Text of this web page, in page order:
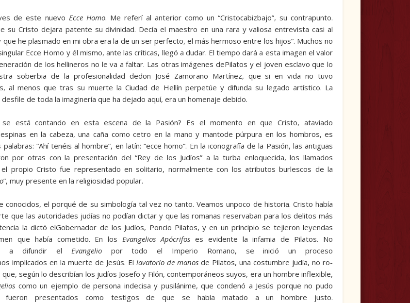
de este nuevo Ecce Homo. Me referí al anterior como un “Cristocabizbajo”, su contrapunto.
su Cristo dejara patente su divinidad. Decía el maestro en una rara y valiosa entrevista casi al
he plasmado en mi obra era la de un ser perfecto, el más hermoso entre los hijos”. Muchos no
Ecce Homo y él mismo, ante las críticas, llegó a dudar. El tiempo dará a esta imagen el valor
de los hellineros no le va a faltar. Las otras imágenes dePilatos y el joven esclavo que lo
soberbia de la profesionalidad dedon José Zamorano Martínez, que si en vida no tuvo
al menos que tras su muerte la Ciudad de Hellín perpetúe y difunda su legado artístico. La
de toda la imaginería que ha dejado aquí, era un homenaje debido.
se está contando en esta escena de la Pasión? Es el momento en que Cristo, ataviado
en la cabeza, una caña como cetro en la mano y mantode púrpura en los hombros, es
“Ahí tenéis al hombre”, en latín: “ecce homo”. En la iconografía de la Pasión, las anti­guas
por otras con la presentación del “Rey de los Judíos” a la turba enloquecida, los llamados
el propio Cristo fue representado en solitario, normalmente con los atributos burlescos de la
”, muy presente en la religiosidad popular.
el porqué de su simbología tal vez no tanto. Veamos unpoco de historia. Cristo había
que las autoridades judías no podían dictar y que las romanas reservaban para los delitos más
la dictó elGobernador de los Judíos, Poncio Pilatos, y en un principio se tejieron leyendas
que había cometido. En losEvangelios Apócrifos es evidente la infamia de Pilatos. No
a difundir el Evangeliopor todo el Imperio Romano, se inició un proceso
implicados en la muerte de Jesús. Ellavatorio de manos de Pilatos, una costumbre judía, no ro­
según lo describían los judíos Josefo y Filón, con­temporáneos suyos, era un hombre inflexible,
como un ejemplo de persona indecisa y pusilánime, que condenó a Jesús porque no pudo
fueron presentados como testigos de que se había matado a un hombre justo.